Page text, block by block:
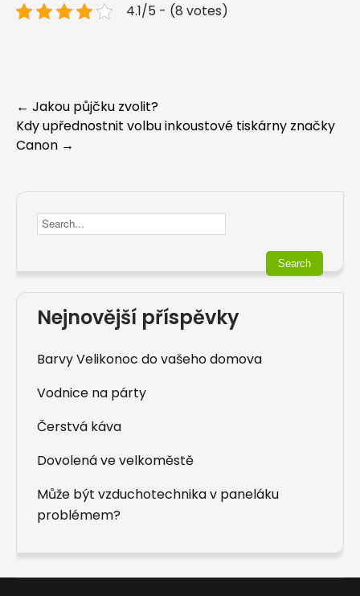
4.1/5 - (8 votes)
Post
navigation
← Jakou půjčku zvolit?
Kdy upřednostnit volbu inkoustové tiskárny značky
Canon →
Nejnovější příspěvky
Barvy Velikonoc do vašeho domova
Vodnice na párty
Čerstvá káva
Dovolená ve velkoměstě
Může být vzduchotechnika v paneláku
problémem?